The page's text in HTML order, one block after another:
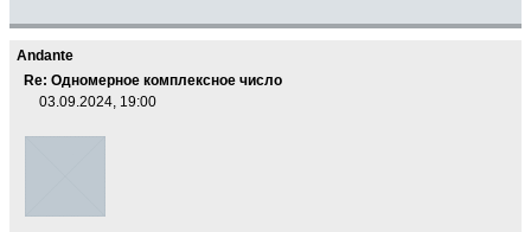
Andante
Re: Одномерное комплексное число
03.09.2024, 19:00